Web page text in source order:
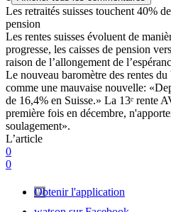
Les retraités suisses touchent 40%
pension
Les rentes suisses évoluent de
progresse, les caisses de pension
raison de l’allongement de
Le nouveau baromètre des rentes
comme une mauvaise nouvelle:
de 16,4% en Suisse.» La 13ᵉ rente
première fois en décembre,
soulagement».
L’article
0
0
Obtenir l'application